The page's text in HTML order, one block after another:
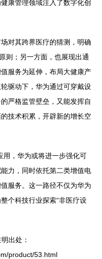
康管理领域注入了数字化创
对其跨界医疗的猜测，明确
则；另一方面，也展现出通
服务为延伸，布局大健康产
驱动下，华为通过可穿戴设
严格监管壁垒，又能发挥自
技术积累，开辟新的增长空
用，华为或将进一步强化可
力，同时依托第二类增值电
服务。这一路径不仅为华为
个科技行业探索“非医疗设
出处：
product/53.html